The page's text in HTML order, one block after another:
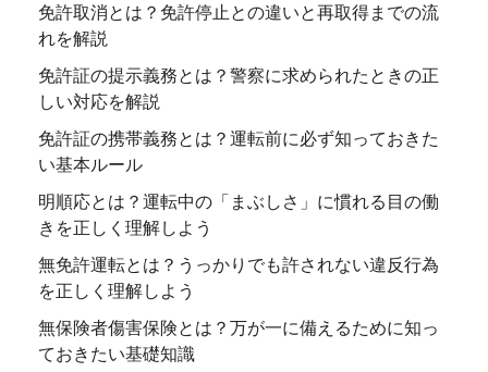
免許取消とは？免許停止との違いと再取得までの流
れを解説
免許証の提示義務とは？警察に求められたときの正
しい対応を解説
免許証の携帯義務とは？運転前に必ず知っておきた
い基本ルール
明順応とは？運転中の「まぶしさ」に慣れる目の働
きを正しく理解しよう
無免許運転とは？うっかりでも許されない違反行為
を正しく理解しよう
無保険者傷害保険とは？万が一に備えるために知っ
ておきたい基礎知識